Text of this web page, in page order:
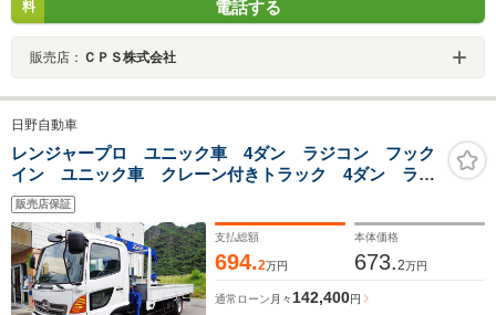
料
電話する
販売店： ＣＰＳ株式会社
日野自動車
レンジャープロ ユニック車 4ダン ラジコン フック
イン ユニック車 クレーン付きトラック 4ダン ラジ
コン フックイン キャビンベットレス 荷台内寸
L5.4mxW2.12mx0.4m 床木 煽り穴4対
販売店保証
支払総額
694.2万円
本体価格
673.2万円
通常ローン 月々 142,400円